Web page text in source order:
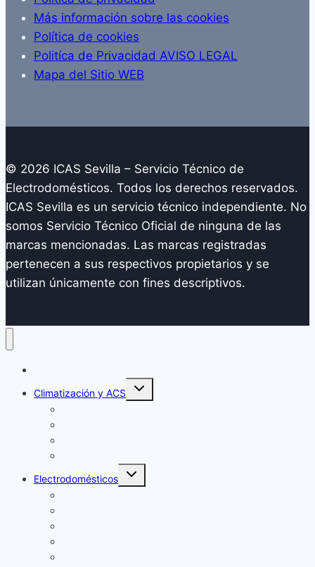
Más información sobre las cookies
Política de cookies
Politíca de Privacidad AVISO LEGAL
Mapa del Sitio WEB
© 2026 ICAS Sevilla – Servicio Técnico de
Electrodomésticos. Todos los derechos reservados.
ICAS Sevilla es un servicio técnico independiente. No
somos Servicio Técnico Oficial de ninguna de las
marcas mencionadas. Las marcas registradas
pertenecen a sus respectivos propietarios y se
utilizan únicamente con fines descriptivos.
Climatización y ACS
Alternar
Electrodomésticos
Alternar